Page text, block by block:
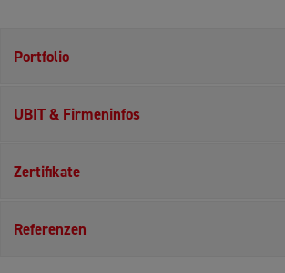
Portfolio
UBIT & Firmeninfos
Zertifikate
Referenzen